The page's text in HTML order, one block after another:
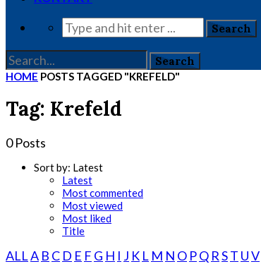
HOME POSTS TAGGED "KREFELD"
Tag: Krefeld
0 Posts
Sort by: Latest
Latest
Most commented
Most viewed
Most liked
Title
ALLA B C D E F G H I J K L M N O PQ RST UV